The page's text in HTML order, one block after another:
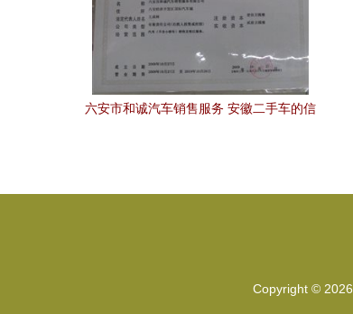
六安市和诚汽车销售服务 安徽二手车的信
Copyright © 2026